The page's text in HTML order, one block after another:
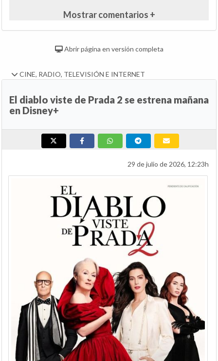
Mostrar comentarios +
Abrir página en versión completa
CINE, RADIO, TELEVISIÓN E INTERNET
El diablo viste de Prada 2 se estrena mañana
en Disney+
29 de julio de 2026, 12:23h